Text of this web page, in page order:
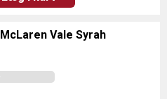
Vale Syrah